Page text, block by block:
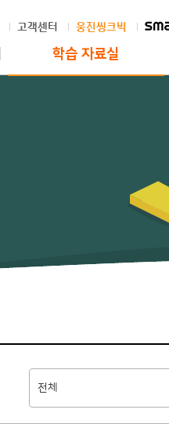
학습 자료실
고객센터 웅진씽크빅
전체